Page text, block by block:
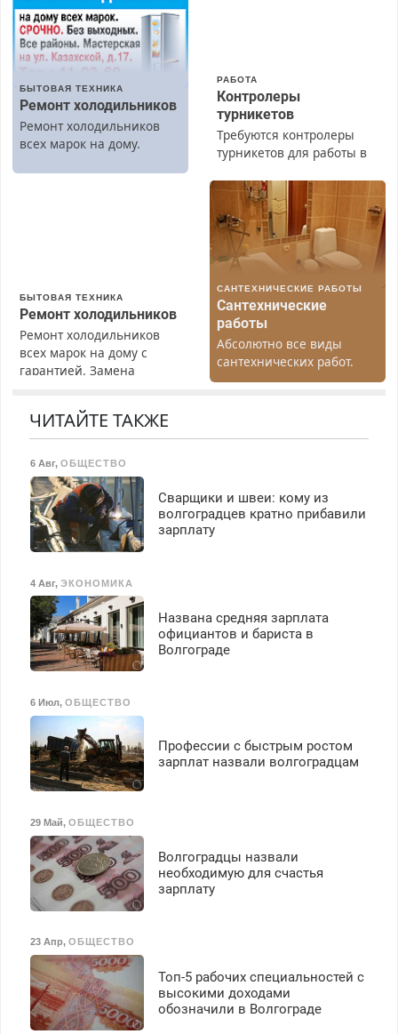
БЫТОВАЯ ТЕХНИКА
Ремонт холодильников
Ремонт холодильников
всех марок на дому.
РАБОТА
Контролеры
турникетов
Требуются контролеры
турникетов для работы в
(мужчины, женщины).
Прием по ТК РФ. График
работы любой.
Бесплатное проживание.
З/п – до 96000 рублей до
Ежемесячно
выплачивается денежная
премия. Возможно
бесплатное обучение,
получение документов,
работа инспектором по
125000 руб.
БЫТОВАЯ ТЕХНИКА
Ремонт холодильников
Ремонт холодильников
всех марок на дому с
гарантией. Замена
Недорого. Без выходных.
Все районы. Скидка.
Вызов бесплатный.
САНТЕХНИЧЕСКИЕ РАБОТЫ
Сантехнические
работы
Абсолютно все виды
сантехнических работ.
Быстро. Качественно.
ЧИТАЙТЕ ТАКЖЕ
6 Авг, ОБЩЕСТВО
Сварщики и швеи: кому из
волгоградцев кратно прибавили
зарплату
4 Авг, ЭКОНОМИКА
Названа средняя зарплата
официантов и бариста в
Волгограде
6 Июл, ОБЩЕСТВО
Профессии с быстрым ростом
зарплат назвали волгоградцам
29 Май, ОБЩЕСТВО
Волгоградцы назвали
необходимую для счастья
зарплату
23 Апр, ОБЩЕСТВО
Топ-5 рабочих специальностей с
высокими доходами
обозначили в Волгограде